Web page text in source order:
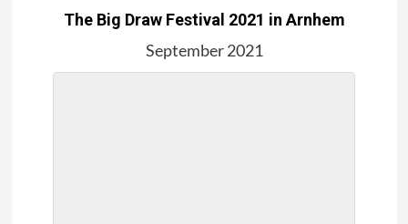
The Big Draw Festival 2021 in Arnhem
September 2021